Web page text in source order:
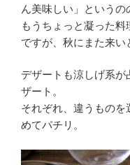
ん美味しい」というの
もうちょっと凝った
ですが、秋にまた来い
デザートも涼しげ系
ザート。
それぞれ、違うものを
めてパチリ。